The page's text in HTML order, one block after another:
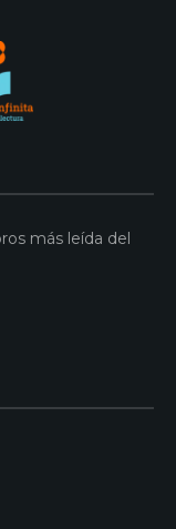
más leída del